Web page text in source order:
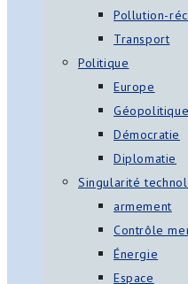
Pollution-
Transport
Politique
Europe
Géopolitique
Démocratie
Diplomatie
Singularité
armement
Contrôle
Énergie
Espace